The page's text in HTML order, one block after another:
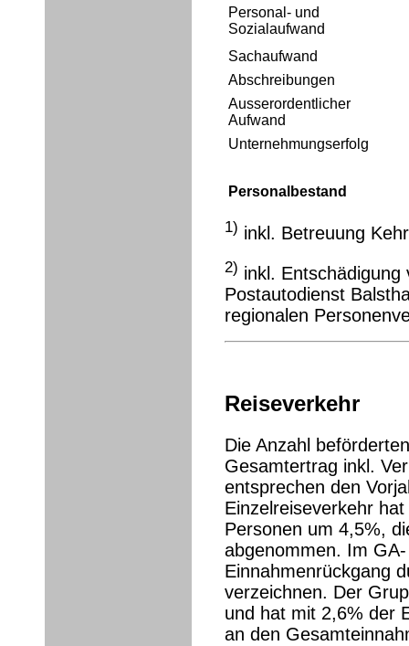
Personal- und
Sozialaufwand
Sachaufwand
Abschreibungen
Ausserordentlicher
Aufwand
Unternehmungserfolg
Personalbestand
1) inkl. Betreuung
2) inkl.
Postautodienst
regionalen
Reiseverkehr
Die Anzahl
Gesamtertrag inkl.
entsprechen den
Einzelreiseverkehr
Personen um 4,5%,
abgenommen. Im
Einnahmenrückgang
verzeichnen. Der
und hat mit 2,6% der
an den